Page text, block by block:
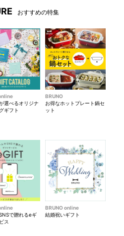
おすすめの特集
選べるオリジナ
ギフト
BRUNO
お得なホットプレート鍋セ
ット
で贈れるeギ
ス
BRUNO online
結婚祝いギフト